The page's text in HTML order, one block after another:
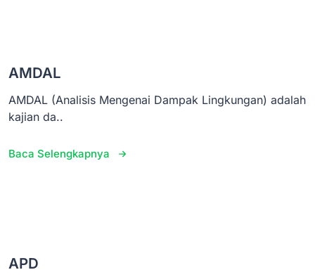
AMDAL
AMDAL (Analisis Mengenai Dampak Lingkungan) adalah
kajian da..
Baca Selengkapnya
APD